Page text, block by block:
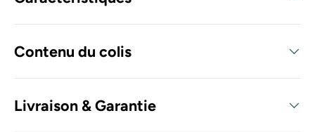
Contenu du colis
Livraison & Garantie